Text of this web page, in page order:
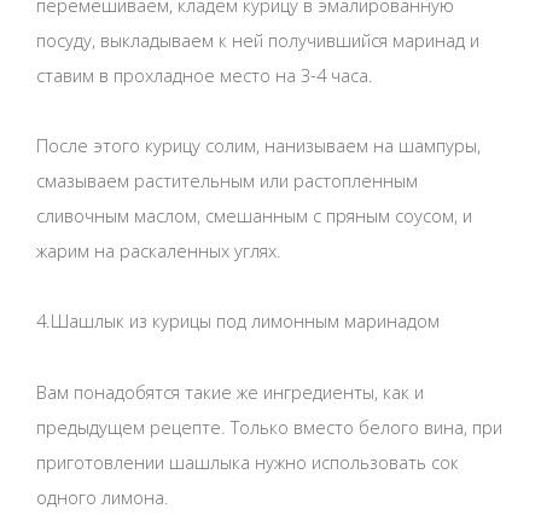
посуду, выкладываем к ней получившийся маринад и
ставим в прохладное место на 3-4 часа.
После этого курицу солим, нанизываем на шампуры,
смазываем растительным или растопленным
сливочным маслом, смешанным с пряным соусом, и
жарим на раскаленных углях.
4.Шашлык из курицы под лимонным маринадом
Вам понадобятся такие же ингредиенты, как и
предыдущем рецепте. Только вместо белого вина, при
приготовлении шашлыка нужно использовать сок
одного лимона.